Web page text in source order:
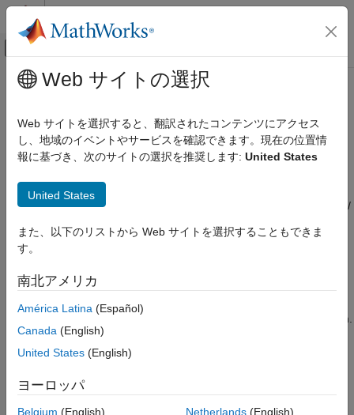
コンテンツへスキップ
オフキャンバス ナビゲーション メ
ドキュメンテーションのホーム
Deep Learning Toolbox
Deep Learning with Simulink
Concatenation Layer
Description
Ports
Extended Capabilities
Version History
See Also
メインコンテンツ
Concatenation Layer
Concatenation layer
Since R2024b
Deep Learning Toolbox / Deep Learning Layers /
Description
The Concatenation Layer
them along a specified dimension. The inputs must have the
same size in all dimensions except the concatenation dimension.
This block accepts data that has dimensions corresponding to
the format that you specify with the
Web サイトの選択
Web サイトを選択すると、翻訳されたコンテンツにアクセス
し、地域のイベントやサービスを確認できます。現在の位置情
報に基づき、次のサイトの選択を推奨します: United States
United States
また、以下のリストから Web サイトを選択することもできま
す。
南北アメリカ
América Latina (Español)
Canada (English)
United States (English)
ヨーロッパ
Belgium (English)
Netherlands(English)